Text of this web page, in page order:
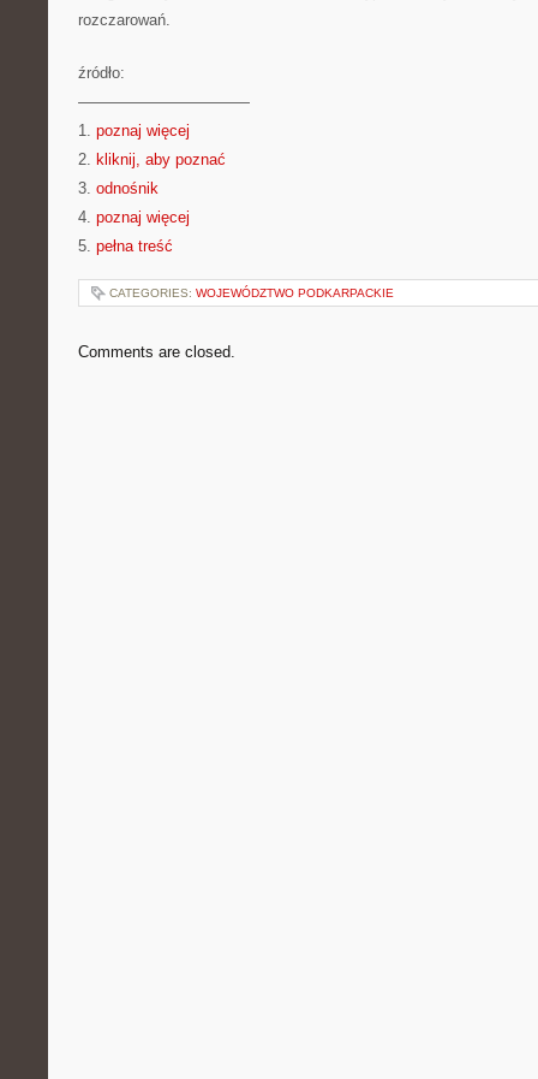
rozczarowań.
źródło:
———————————
1. poznaj więcej
2. kliknij, aby poznać
3. odnośnik
4. poznaj więcej
5. pełna treść
CATEGORIES: WOJEWÓDZTWO PODKARPACKIE
Comments are closed.